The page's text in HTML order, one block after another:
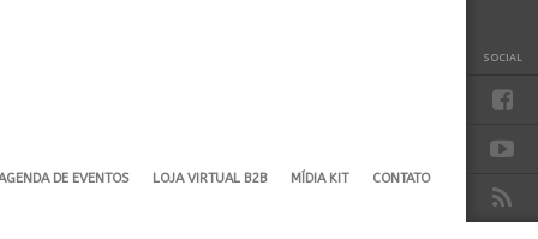
SOCIAL
DE EVENTOS LOJA VIRTUAL B2B MÍDIA KIT CONTATO